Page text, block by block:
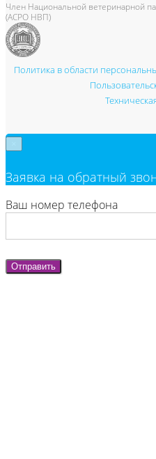
Член Национальной ветеринарной
(АСРО НВП)
Политика в области
Заявка на обратный
Ваш номер телефона
Отправить